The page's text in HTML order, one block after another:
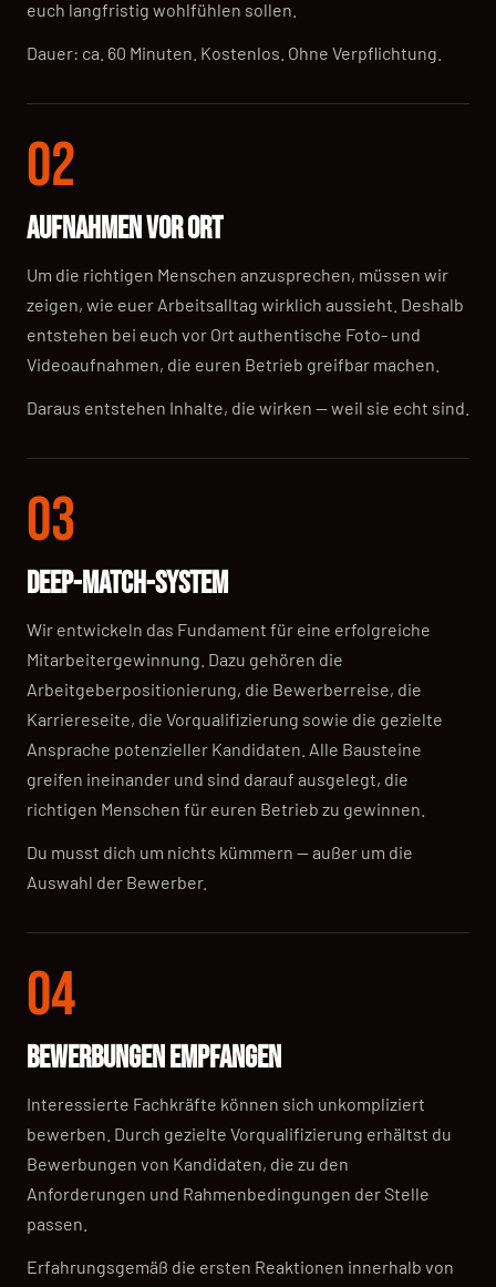
euch langfristig wohlfühlen sollen.
Dauer: ca. 60 Minuten. Kostenlos. Ohne Verpflichtung.
02
AUFNAHMEN VOR ORT
Um die richtigen Menschen anzusprechen, müssen wir
zeigen, wie euer Arbeitsalltag wirklich aussieht. Deshalb
entstehen bei euch vor Ort authentische Foto- und
Videoaufnahmen, die euren Betrieb greifbar machen.
Daraus entstehen Inhalte, die wirken — weil sie echt sind.
03
DEEP-MATCH-SYSTEM
Wir entwickeln das Fundament für eine erfolgreiche
Mitarbeitergewinnung. Dazu gehören die
Arbeitgeberpositionierung, die Bewerberreise, die
Karriereseite, die Vorqualifizierung sowie die gezielte
Ansprache potenzieller Kandidaten. Alle Bausteine
greifen ineinander und sind darauf ausgelegt, die
richtigen Menschen für euren Betrieb zu gewinnen.
Du musst dich um nichts kümmern — außer um die
Auswahl der Bewerber.
04
BEWERBUNGEN EMPFANGEN
Interessierte Fachkräfte können sich unkompliziert
bewerben. Durch gezielte Vorqualifizierung erhältst du
Bewerbungen von Kandidaten, die zu den
Anforderungen und Rahmenbedingungen der Stelle
passen.
Erfahrungsgemäß die ersten Reaktionen innerhalb von